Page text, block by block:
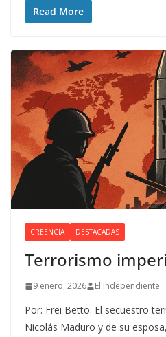
Read More
CREENCIA DESTACADAS
Terrorismo
9 enero, 2026 El Independiente
Por: Frei Betto. El secuestro
Nicolás Maduro y de su